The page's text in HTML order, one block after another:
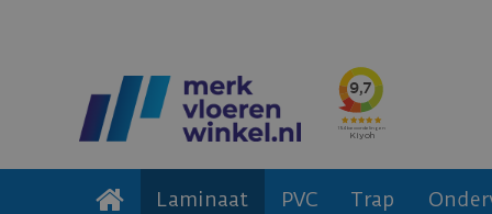
Laminaat PVC Trap